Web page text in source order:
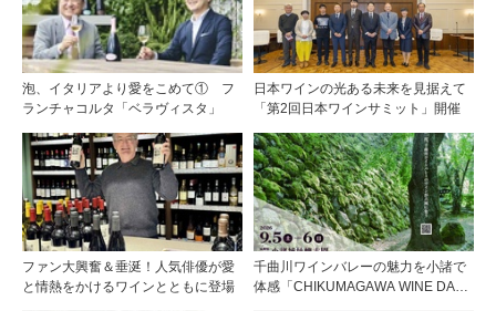
泡、イタリアより愛をこめて① フ
ランチャコルタ「ベラヴィスタ」
日本ワインの光ある未来を見据えて
「第2回日本ワインサミット」開催
ファン大興奮＆垂涎！人気俳優が愛
と情熱をかけるワインとともに登場
千曲川ワインバレーの魅力を小諸で
体感「CHIKUMAGAWA WINE DAYS